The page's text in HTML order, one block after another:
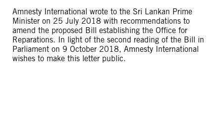
Amnesty International wrote to the Sri Lankan Prime
Minister on 25 July 2018 with recommendations to
amend the proposed Bill establishing the Office for
Reparations. In light of the second reading of the Bill in
Parliament on 9 October 2018, Amnesty International
wishes to make this letter public.